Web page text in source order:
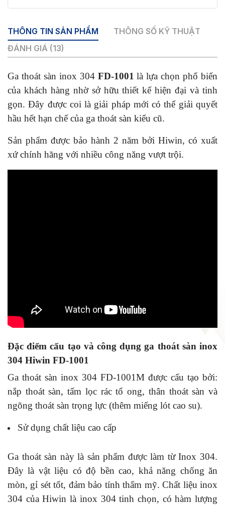
THÔNG TIN SẢN PHẨM
THÔNG SỐ KỸ THUẬT
ĐÁNH GIÁ (13)
Ga thoát sàn inox 304 FD-1001 là lựa chọn phổ biến
của khách hàng nhờ sở hữu thiết kế hiện đại và tinh
gọn. Đây được coi là giải pháp mới có thể giải quyết
hầu hết hạn chế của ga thoát sàn kiểu cũ.
Sản phẩm được bảo hành 2 năm bởi Hiwin, có xuất
xứ chính hãng với nhiều công năng vượt trội.
Đặc điểm cấu tạo và công dụng ga thoát sàn inox
304 Hiwin FD-1001
Ga thoát sàn inox 304 FD-1001M được cấu tạo bởi:
nắp thoát sàn, tấm lọc rác tổ ong, thân thoát sàn và
ngõng thoát sàn trọng lực (thêm miếng lót cao su).
Sử dụng chất liệu cao cấp
Ga thoát sàn này là sản phẩm được làm từ Inox 304.
Đây là vật liệu có độ bền cao, khả năng chống ăn
mòn, gỉ sét tốt, đảm bảo tính thẩm mỹ. Chất liệu inox
304 của Hiwin là inox 304 tinh chọn, có hàm lượng